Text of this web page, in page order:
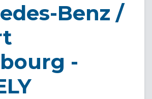
Benz /
-